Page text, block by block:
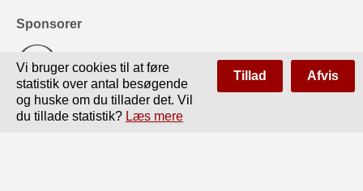
Sponsorer
Vi bruger cookies til at føre
statistik over antal besøgende
og huske om du tillader det. Vil
du tillade statistik? Læs mere
Tillad Afvis